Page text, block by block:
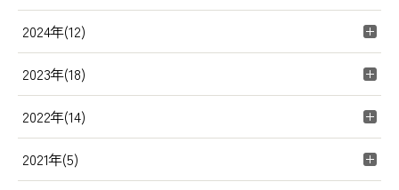
2024年(12)
2023年(18)
2022年(14)
2021年(5)